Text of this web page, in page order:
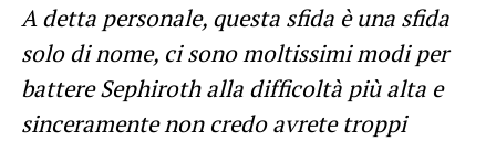
A detta personale, questa sfida è una sfida
solo di nome, ci sono moltissimi modi per
battere Sephiroth alla difficoltà più alta e
sinceramente non credo avrete troppi